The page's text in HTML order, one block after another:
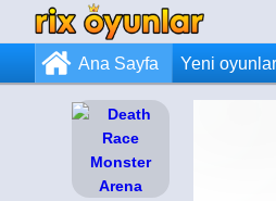
Ana Sayfa Yeni oyunlar